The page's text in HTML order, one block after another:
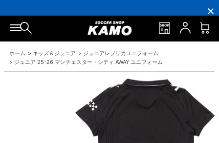
込)
以
上
で
シ
ー
ズ
ケ
ー
込)
以
上
で
送
無
料！
ト
還
元
率
5％！
レ
ミ
ア
会
方
に
は
お
誕
月
に
「10％OFF
ク
込)
以
上
で
シ
ー
ズ
ケ
ー
込)
上
で
送
無
料！
ホーム > キッズ＆ジュニア > ジュニアレプリカユニフォーム
> ジュニア 25-26 マンチェスター・シティ AWAY ユニフォーム